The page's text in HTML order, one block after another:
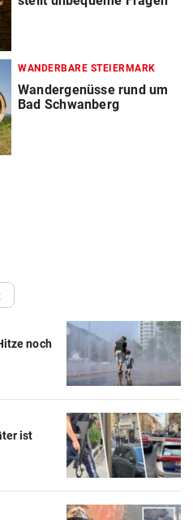
WANDERBARE STEIERMARK
Wandergenüsse rund um
Bad Schwanberg
noch
ist